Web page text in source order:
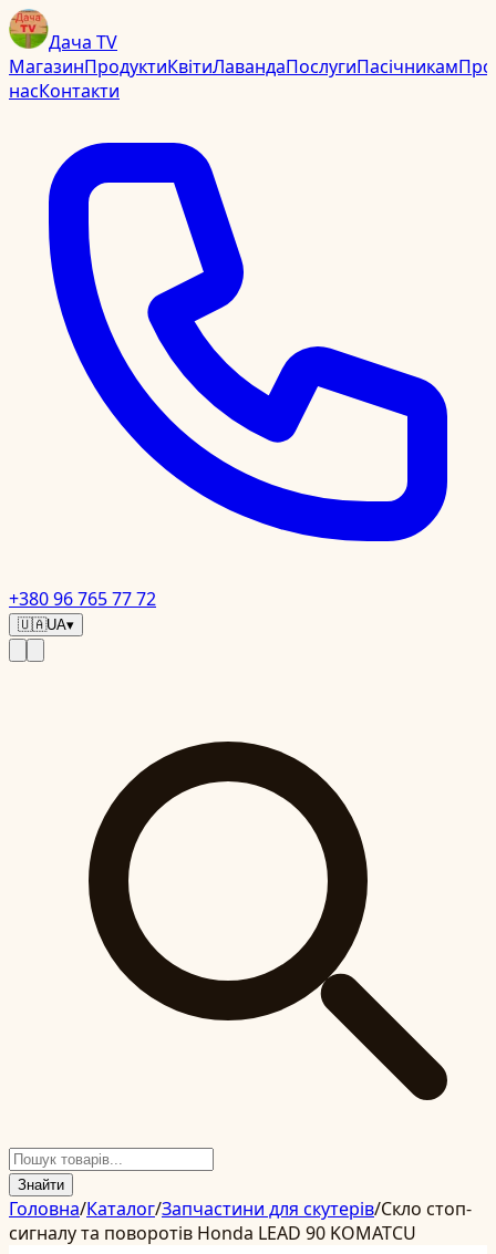
Дача TV
МагазинПродуктиКвітиЛавандаПослугиПасічникамПро
насКонтакти
+380 96 765 77 72
🇺🇦UA▾
Знайти
Головна/Каталог/Запчастини для скутерів/Скло стоп-
сигналу та поворотів Honda LEAD 90 KOMATCU